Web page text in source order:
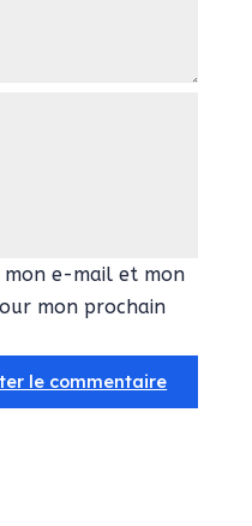
mon e-mail et mon
mon prochain